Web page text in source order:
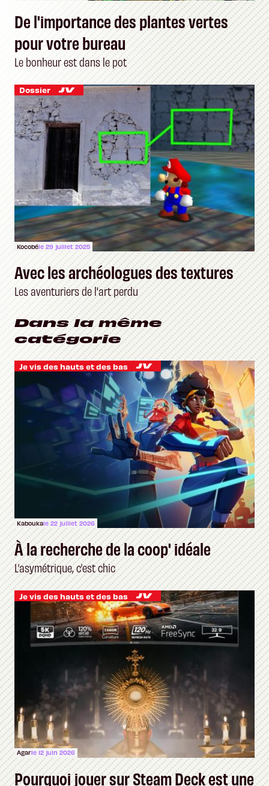
De l'importance des plantes vertes
pour votre bureau
Le bonheur est dans le pot
Dossier
Kocobéle 29 juillet 2025
Avec les archéologues des textures
Les aventuriers de l'art perdu
Dans la même
catégorie
Je vis des hauts et des bas
Kaboukale 22 juillet 2026
À la recherche de la coop' idéale
L’asymétrique, c’est chic
Je vis des hauts et des bas
Agarle 12 juin 2026
Pourquoi jouer sur Steam Deck est une